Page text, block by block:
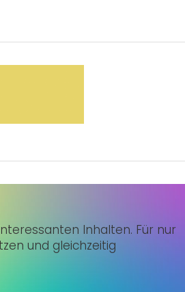
Inhalten. Für nur
und gleichzeitig